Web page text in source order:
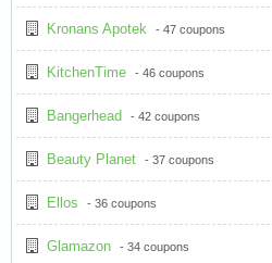
Kronans Apotek - 47 coupons
KitchenTime - 46 coupons
Bangerhead - 42 coupons
Beauty Planet - 37 coupons
Ellos - 36 coupons
Glamazon - 34 coupons